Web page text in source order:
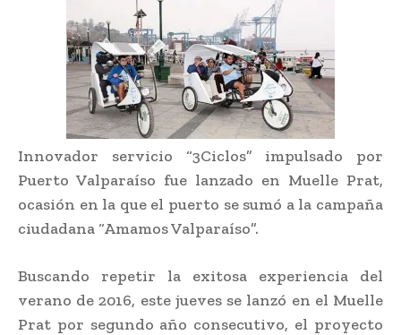
Innovador servicio “3Ciclos” impulsado por
Puerto Valparaíso fue lanzado en Muelle Prat,
ocasión en la que el puerto se sumó a la campaña
ciudadana “Amamos Valparaíso”.
Buscando repetir la exitosa experiencia del
verano de 2016, este jueves se lanzó en el Muelle
Prat por segundo año consecutivo, el proyecto